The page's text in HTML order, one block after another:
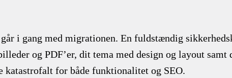
i gang med migrationen. En fuldstændig
og PDF’er, dit tema med design og layout samt
for både funktionalitet og SEO.